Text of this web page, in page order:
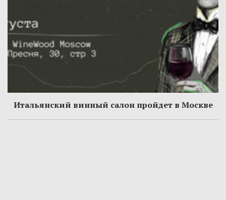
Итальянский винный салон пройдет в Москве